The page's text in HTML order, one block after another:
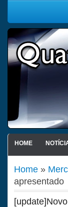
HOME
Home »
apresentado